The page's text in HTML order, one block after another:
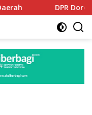
DPR Dorong Program